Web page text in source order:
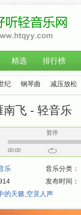
精选 排行榜
纪 钢琴曲 减压放松
南飞 - 轻音乐
暂停
00:00
乐 音乐分类：
发布时间：
的天籁,空灵人声